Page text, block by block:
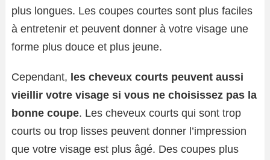
plus longues. Les coupes courtes sont plus faciles
à entretenir et peuvent donner à votre visage une
forme plus douce et plus jeune.
Cependant, les cheveux courts peuvent aussi
vieillir votre visage si vous ne choisissez pas la
bonne coupe. Les cheveux courts qui sont trop
courts ou trop lisses peuvent donner l’impression
que votre visage est plus âgé. Des coupes plus